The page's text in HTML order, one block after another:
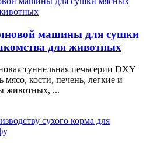
машины для сушки
для животных
туннельная печьсерии DXY
кости, печень, легкие и
животных, ...